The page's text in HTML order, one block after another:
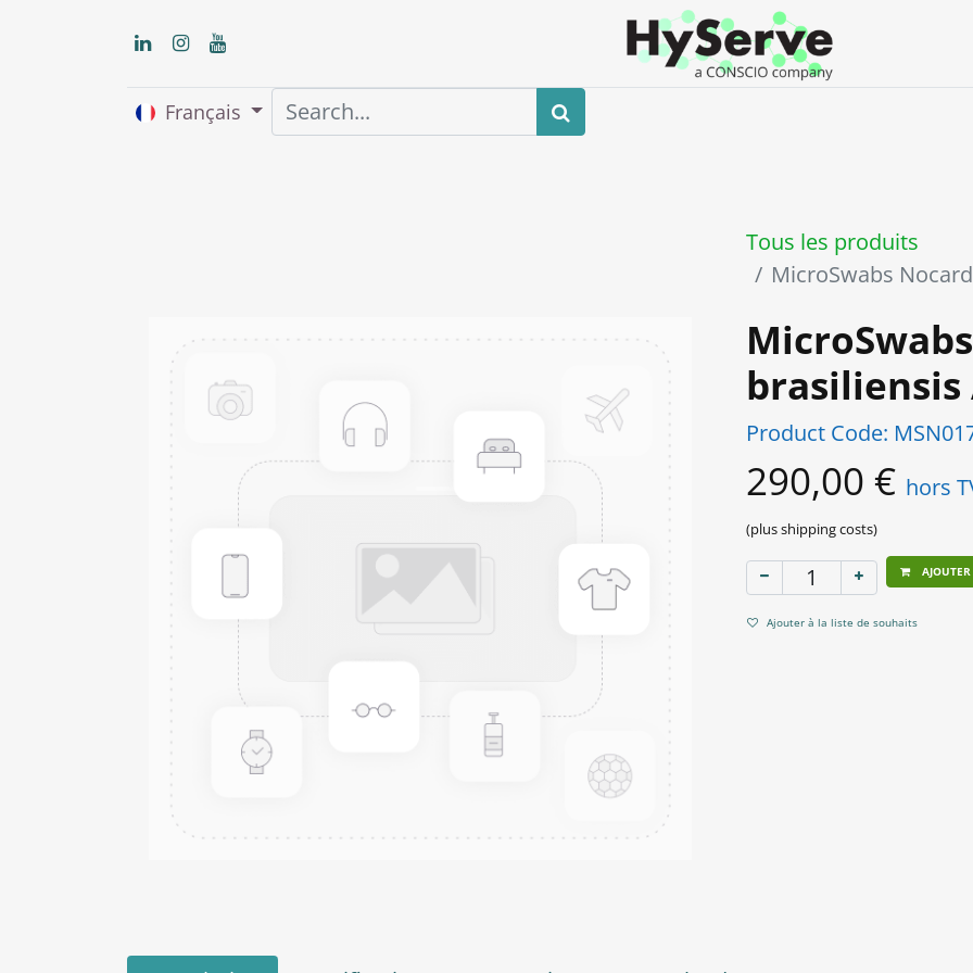
Français
Tous les produits
MicroSwabs
brasiliensis
Product Code:
290,00 € hors
(plus shipping costs)
Ajouter à la liste de souhaits